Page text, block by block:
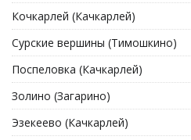
Кочкарлей (Качкарлей)
Сурские вершины (Тимошкино)
Поспеловка (Качкарлей)
Золино (Загарино)
Эзекеево (Качкарлей)